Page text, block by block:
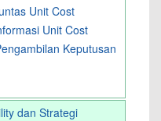
Unit Cost
Unit Cost
Keputusan
dan Strategi